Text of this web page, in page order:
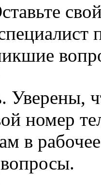
Уверены,
номер
в